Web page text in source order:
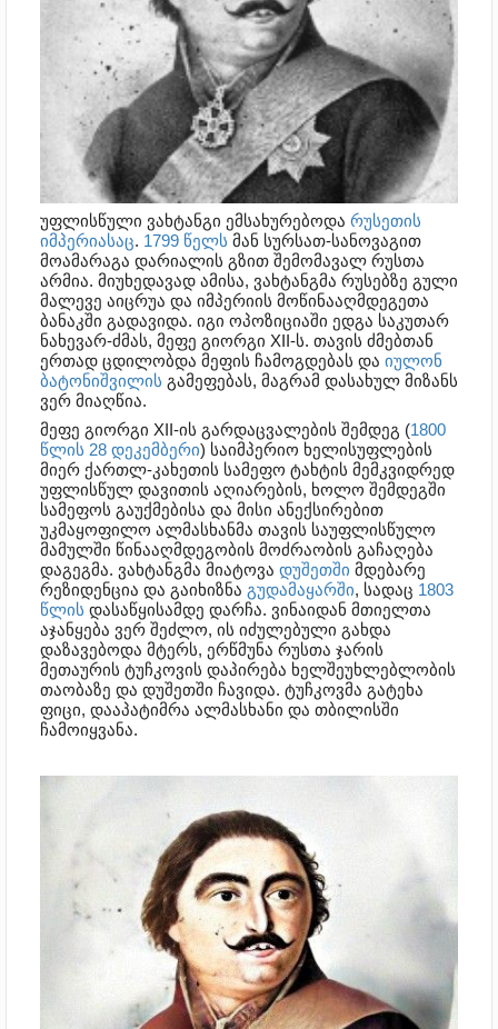
უფლისწული ვახტანგი ემსახურებოდა რუსეთის
იმპერიასაც. 1799 წელს მან სურსათ-სანოვაგით
მოამარაგა დარიალის გზით შემომავალ რუსთა
არმია. მიუხედავად ამისა, ვახტანგმა რუსებზე გული
მალევე აიცრუა და იმპერიის მოწინააღმდეგეთა
ბანაკში გადავიდა. იგი ოპოზიციაში ედგა საკუთარ
ნახევარ-ძმას, მეფე გიორგი XII-ს. თავის ძმებთან
ერთად ცდილობდა მეფის ჩამოგდებას და იულონ
ბატონიშვილის გამეფებას, მაგრამ დასახულ მიზანს
ვერ მიაღწია.
მეფე გიორგი XII-ის გარდაცვალების შემდეგ (1800
წლის 28 დეკემბერი) საიმპერიო ხელისუფლების
მიერ ქართლ-კახეთის სამეფო ტახტის მემკვიდრედ
უფლისწულ დავითის აღიარების, ხოლო შემდეგში
სამეფოს გაუქმებისა და მისი ანექსირებით
უკმაყოფილო ალმასხანმა თავის საუფლისწულო
მამულში წინააღმდეგობის მოძრაობის გაჩაღება
დაგეგმა. ვახტანგმა მიატოვა დუშეთში მდებარე
რეზიდენცია და გაიხიზნა გუდამაყარში, სადაც 1803
წლის დასაწყისამდე დარჩა. ვინაიდან მთიელთა
აჯანყება ვერ შეძლო, ის იძულებული გახდა
დაზავებოდა მტერს, ერწმუნა რუსთა ჯარის
მეთაურის ტუჩკოვის დაპირება ხელშეუხლებლობის
თაობაზე და დუშეთში ჩავიდა. ტუჩკოვმა გატეხა
ფიცი, დააპატიმრა ალმასხანი და თბილისში
ჩამოიყვანა.